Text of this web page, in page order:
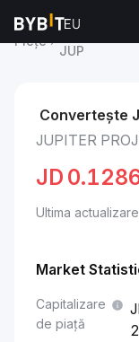
Piețe
Jupiter
JUP
Convertește
JUPITER
JD
Ultima
Market
Capitalizare
de piață